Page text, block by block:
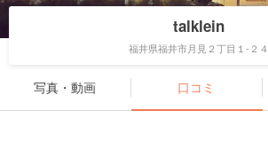
talklein
福井県福井市月見２丁目１-２４
写真・動画 口コミ